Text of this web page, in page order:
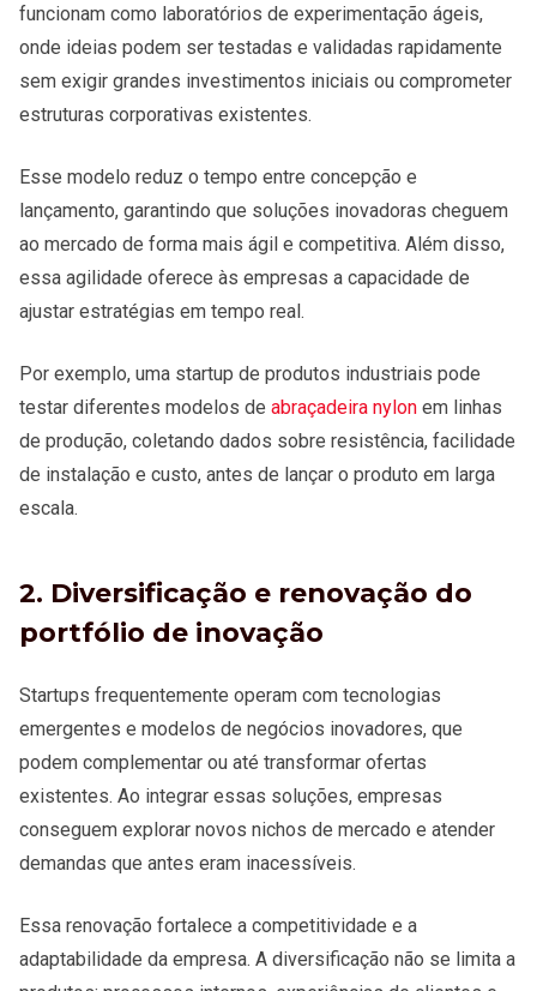
funcionam como laboratórios de experimentação ágeis,
onde ideias podem ser testadas e validadas rapidamente
sem exigir grandes investimentos iniciais ou comprometer
estruturas corporativas existentes.
Esse modelo reduz o tempo entre concepção e
lançamento, garantindo que soluções inovadoras cheguem
ao mercado de forma mais ágil e competitiva. Além disso,
essa agilidade oferece às empresas a capacidade de
ajustar estratégias em tempo real.
Por exemplo, uma startup de produtos industriais pode
testar diferentes modelos de abraçadeira nylon em linhas
de produção, coletando dados sobre resistência, facilidade
de instalação e custo, antes de lançar o produto em larga
escala.
2. Diversificação e renovação do
portfólio de inovação
Startups frequentemente operam com tecnologias
emergentes e modelos de negócios inovadores, que
podem complementar ou até transformar ofertas
existentes. Ao integrar essas soluções, empresas
conseguem explorar novos nichos de mercado e atender
demandas que antes eram inacessíveis.
Essa renovação fortalece a competitividade e a
adaptabilidade da empresa. A diversificação não se limita a